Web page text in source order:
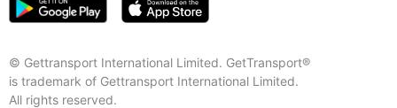
© Gettransport International Limited. GetTransport®
is trademark of Gettransport International Limited.
All rights reserved.